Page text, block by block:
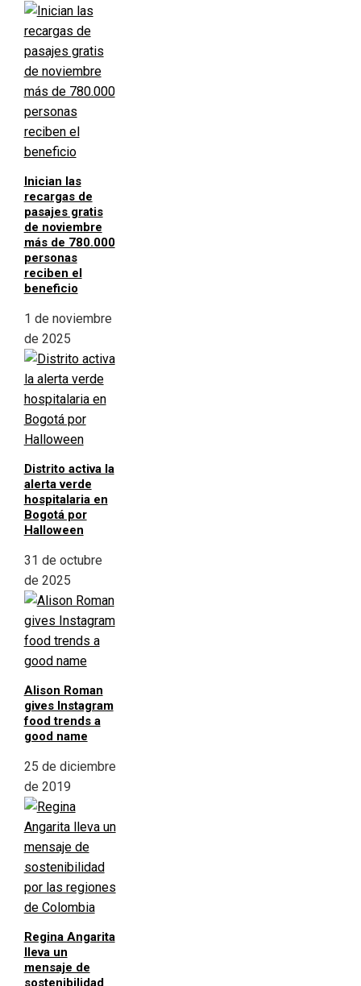
Inician las
recargas de
pasajes gratis
de noviembre
más de 780.000
personas
reciben el
beneficio
1 de noviembre
de 2025
Distrito activa la
alerta verde
hospitalaria en
Bogotá por
Halloween
31 de octubre
de 2025
Alison Roman
gives Instagram
food trends a
good name
25 de diciembre
de 2019
Regina Angarita
lleva un
mensaje de